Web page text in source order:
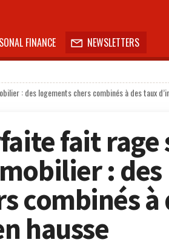
FINANCE  NEWSLETTERS
: des logements chers combinés à des taux
fait rage
: des
combinés à
hausse